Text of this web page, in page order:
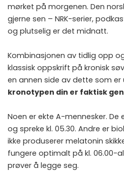
mørket på morgenen. Den
gjerne sen – NRK-serier,
og plutselig er det midnatt.
Kombinasjonen av tidlig opp
klassisk oppskrift på kronisk
en annen side av dette som er
kronotypen din er faktisk
Noen er ekte A-mennesker. De
og spreke kl. 05.30. Andre er
ikke produserer melatonin
fungere optimalt på kl. 06.00-
prøver å legge seg.